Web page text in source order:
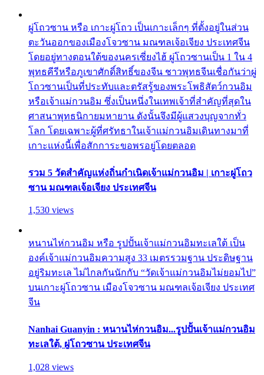
ผู่โถวซาน หรือ เกาะผู่โถว เป็นเกาะเล็กๆ ที่ตั้งอยู่ในส่วน
ตะวันออกของเมืองโจวซาน มณฑลเจ้อเจียง ประเทศจีน
โดยอยู่ทางตอนใต้ของนครเซี่ยงไฮ้ ผู่โถวซานเป็น 1 ใน 4
พุทธคีรีหรือภูเขาศักดิ์สิทธิ์ของจีน ชาวพุทธจีนเชื่อกันว่าผู่
โถวซานเป็นที่ประทับและตรัสรู้ของพระโพธิสัตว์กวนอิม
หรือเจ้าแม่กวนอิม ซึ่งเป็นหนึ่งในเทพเจ้าที่สำคัญที่สุดใน
ศาสนาพุทธนิกายมหายาน ดังนั้นจึงมีผู้แสวงบุญจากทั่ว
โลก โดยเฉพาะผู้ที่ศรัทธาในเจ้าแม่กวนอิมเดินทางมาที่
เกาะแห่งนี้เพื่อสักการะขอพรอยู่โดยตลอด
รวม 5 วัดสำคัญแห่งถิ่นกำเนิดเจ้าแม่กวนอิม | เกาะผู่โถว
ซาน มณฑลเจ้อเจียง ประเทศจีน
1,530 views
หนานไห่กวนอิม หรือ รูปปั้นเจ้าแม่กวนอิมทะเลใต้ เป็น
องค์เจ้าแม่กวนอิมความสูง 33 เมตรรวมฐาน ประดิษฐาน
อยู่ริมทะเล ไม่ไกลกันนักกับ “วัดเจ้าแม่กวนอิมไม่ยอมไป”
บนเกาะผู่โถวซาน เมืองโจวซาน มณฑลเจ้อเจียง ประเทศ
จีน
Nanhai Guanyin : หนานไห่กวนอิม...รูปปั้นเจ้าแม่กวนอิม
ทะเลใต้, ผู่โถวซาน ประเทศจีน
1,028 views